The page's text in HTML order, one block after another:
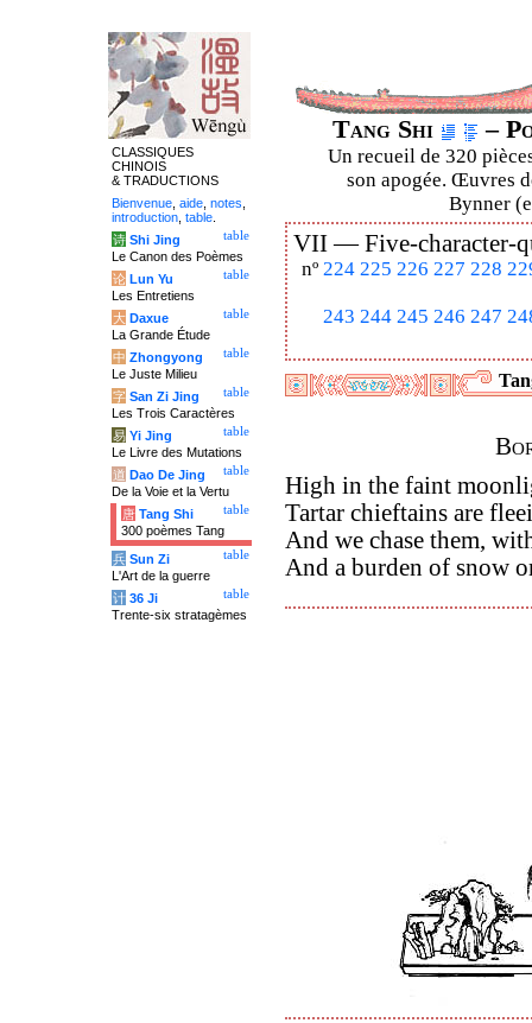
Tang Shi –
Un recueil de 320
son apogée. Œuvres
Bynner
VII —Five-character-
nº 224 225 226 227 228
243 244 245 246 247
High in the faint
Tartar chieftains are
And we chase them,
And a burden of snow
CLASSIQUES
CHINOIS
& TRADUCTIONS
Bienvenue aide notes
introduction table
table
诗 Shi Jing
Le Canon des Poèmes
table
论 Lun Yu
Les Entretiens
table
大 Daxue
La Grande Étude
table
中 Zhongyong
Le Juste Milieu
table
字 San Zi Jing
Les Trois Caractères
table
易 Yi Jing
Le Livre des Mutations
table
道 Dao De Jing
De la Voie et la Vertu
table
唐 Tang Shi
300 poèmes Tang
table
兵 Sun Zi
L'Art de la guerre
table
计 36 Ji
Trente-six stratagèmes